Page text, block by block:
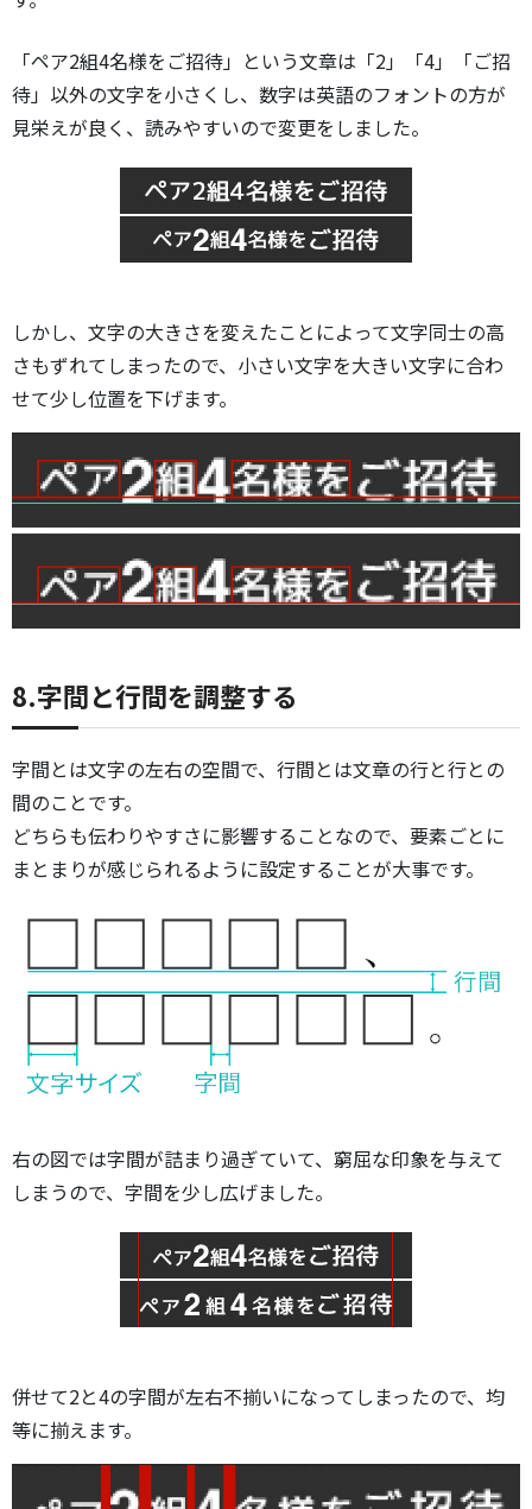
「ペア2組4名様をご招待」という文章は「2」「4」「ご招
待」以外の文字を小さくし、数字は英語のフォントの方が
見栄えが良く、読みやすいので変更をしました。
しかし、文字の大きさを変えたことによって文字同士の高
さもずれてしまったので、小さい文字を大きい文字に合わ
せて少し位置を下げます。
8.字間と行間を調整する
字間とは文字の左右の空間で、行間とは文章の行と行との
間のことです。
どちらも伝わりやすさに影響することなので、要素ごとに
まとまりが感じられるように設定することが大事です。
右の図では字間が詰まり過ぎていて、窮屈な印象を与えて
しまうので、字間を少し広げました。
併せて2と4の字間が左右不揃いになってしまったので、均
等に揃えます。